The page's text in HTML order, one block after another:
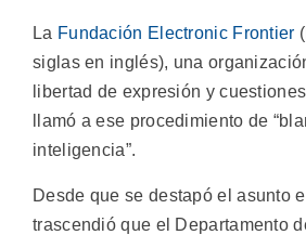
La Fundación Electronic Frontier
siglas en inglés), una
libertad de expresión y
llamó a ese procedimiento de
inteligencia”.
Desde que se destapó el asunto
trascendió que el Departamento